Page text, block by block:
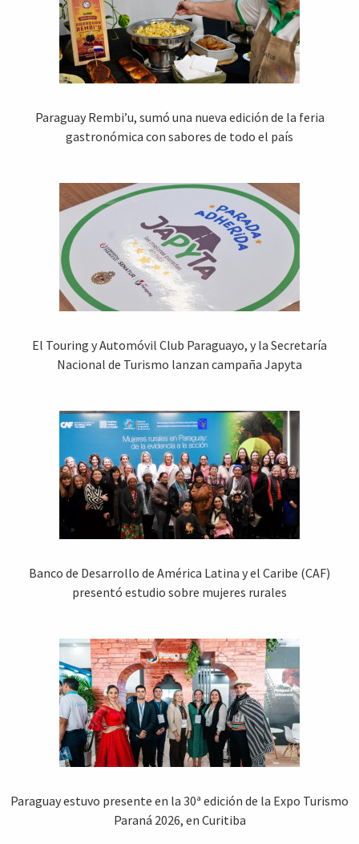
Paraguay Rembi’u, sumó una nueva edición de la feria
gastronómica con sabores de todo el país
El Touring y Automóvil Club Paraguayo, y la Secretaría
Nacional de Turismo lanzan campaña Japyta
Banco de Desarrollo de América Latina y el Caribe (CAF)
presentó estudio sobre mujeres rurales
Paraguay estuvo presente en la 30ª edición de la Expo Turismo
Paraná 2026, en Curitiba